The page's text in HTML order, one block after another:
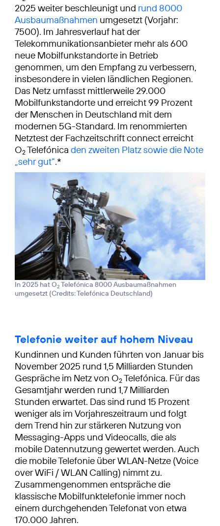
2025 weiter beschleunigt und rund 8000
Ausbaumaßnahmen umgesetzt (Vorjahr:
7500). Im Jahresverlauf hat der
Telekommunikationsanbieter mehr als 600
neue Mobilfunkstandorte in Betrieb
genommen, um den Empfang zu verbessern,
insbesondere in vielen ländlichen Regionen.
Das Netz umfasst mittlerweile 29.000
Mobilfunk­standorte und erreicht 99 Prozent
der Menschen in Deutschland mit dem
modernen 5G-Standard. Im renommierten
Netztest der Fachzeitschrift connect erreicht
O2Telefónica den zweiten Platz sowie die Note
„sehr gut“.*
In 2025 hat O2 Telefónica 8000 Ausbaumaßnahmen
umgesetzt (Credits: Telefónica Deutschland)
Telefonie weiter auf hohem Niveau
Kundinnen und Kunden führten von Januar bis
November 2025 rund 1,5 Milliarden Stunden
Gespräche im Netz von O2Telefónica. Für das
Gesamtjahr werden rund 1,7 Milliarden
Stunden erwartet. Das sind rund 15 Prozent
weniger als im Vorjahreszeitraum und folgt
dem Trend hin zur stärkeren Nutzung von
Messaging-Apps und Videocalls, die als
mobile Datennutzung gewertet werden. Auch
die mobile Telefonie über WLAN-Netze (Voice
over WiFi / WLAN Calling) nimmt zu.
Zusammengenommen entspräche die
klassische Mobilfunktelefonie immer noch
einem durchgehenden Telefonat von etwa
170.000 Jahren.